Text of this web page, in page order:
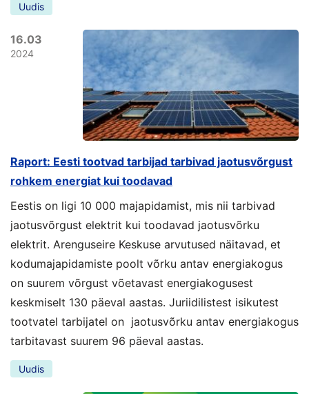
Uudis
16.03
2024
Raport: Eesti tootvad tarbijad tarbivad jaotusvõrgust
rohkem energiat kui toodavad
Eestis on ligi 10 000 majapidamist, mis nii tarbivad
jaotusvõrgust elektrit kui toodavad jaotusvõrku
elektrit. Arenguseire Keskuse arvutused näitavad, et
kodumajapidamiste poolt võrku antav energiakogus
on suurem võrgust võetavast energiakogusest
keskmiselt 130 päeval aastas. Juriidilistest isikutest
tootvatel tarbijatel on jaotusvõrku antav energiakogus
tarbitavast suurem 96 päeval aastas.
Uudis